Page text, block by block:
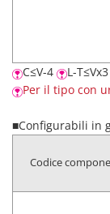
C≤V-4
L-T≤Vx3
Per il tipo con
■Configurabili in
Codice